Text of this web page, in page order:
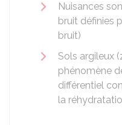
Nuisances
bruit définies
bruit)
Sols argileux
phénomène
différentiel
la